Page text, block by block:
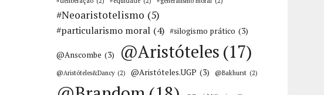
#Neoaristotelismo (5)
#particularismo moral (4) #silogismo prático (3)
@Anscombe (3) @Aristóteles (17)
@Aristóteles&Dancy (2) @Aristóteles.UGP (3) @Bakhurst (2)